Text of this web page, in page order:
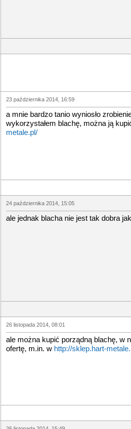
23 października 2014, 16:59
a mnie bardzo tanio wyniosło
wykorzystałem blachę, można ją
metale.pl/
24 października 2014, 15:05
ale jednak blacha nie jest tak dobra
26 listopada 2014, 08:01
ale można kupić porządną blachę, w
ofertę, m.in. w http://sklep.hart-